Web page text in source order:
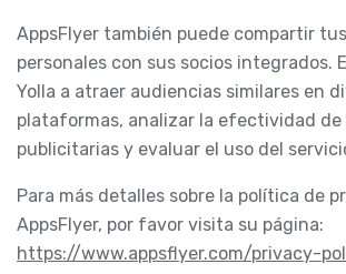
AppsFlyer también puede compartir
personales con sus socios integrados.
Yolla a atraer audiencias similares en
plataformas, analizar la efectividad de
publicitarias y evaluar el uso del
Para más detalles sobre la política de
AppsFlyer, por favor visita su página:
https://www.appsflyer.com/privacy-